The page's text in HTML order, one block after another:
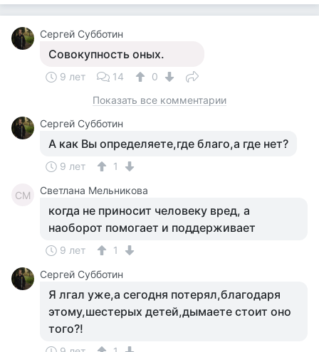
Сергей Субботин
Совокупность оных.
9 лет 14
0
Показать все комментарии
Сергей Субботин
А как Вы определяете,где благо,а где нет?
9 лет 1
СМ Светлана Мельникова
когда не приносит человеку вред, а
наоборот помогает и поддерживает
9 лет
1
Сергей Субботин
Я лгал уже,а сегодня потерял,благодаря
этому,шестерых детей,дымаете стоит оно
того?!